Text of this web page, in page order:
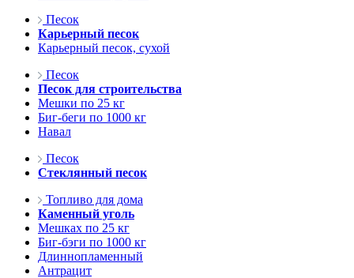
Песок
Карьерный песок
Карьерный песок, сухой
Песок
Песок для строительства
Мешки по 25 кг
Биг-беги по 1000 кг
Навал
Песок
Стеклянный песок
Топливо для дома
Каменный уголь
Мешках по 25 кг
Биг-бэги по 1000 кг
Длиннопламенный
Антрацит